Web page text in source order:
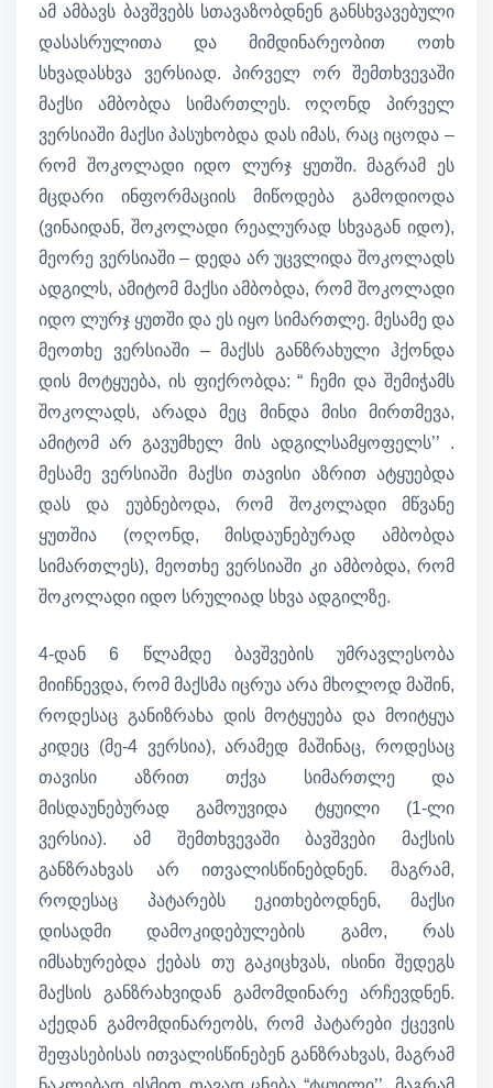
ამ ამბავს ბავშვებს სთავაზობდნენ განსხვავებული
დასასრულითა და მიმდინარეობით ოთხ
სხვადასხვა ვერსიად. პირველ ორ შემთხვევაში
მაქსი ამბობდა სიმართლეს. ოღონდ პირველ
ვერსიაში მაქსი პასუხობდა დას იმას, რაც იცოდა –
რომ შოკოლადი იდო ლურჯ ყუთში. მაგრამ ეს
მცდარი ინფორმაციის მიწოდება გამოდიოდა
(ვინაიდან, შოკოლადი რეალურად სხვაგან იდო),
მეორე ვერსიაში – დედა არ უცვლიდა შოკოლადს
ადგილს, ამიტომ მაქსი ამბობდა, რომ შოკოლადი
იდო ლურჯ ყუთში და ეს იყო სიმართლე. მესამე და
მეოთხე ვერსიაში – მაქსს განზრახული ჰქონდა
დის მოტყუება, ის ფიქრობდა: “ ჩემი და შემიჭამს
შოკოლადს, არადა მეც მინდა მისი მირთმევა,
ამიტომ არ გავუმხელ მის ადგილსამყოფელს’’ .
მესამე ვერსიაში მაქსი თავისი აზრით ატყუებდა
დას და ეუბნებოდა, რომ შოკოლადი მწვანე
ყუთშია (ოღონდ, მისდაუნებურად ამბობდა
სიმართლეს), მეოთხე ვერსიაში კი ამბობდა, რომ
შოკოლადი იდო სრულიად სხვა ადგილზე.
4-დან 6 წლამდე ბავშვების უმრავლესობა
მიიჩნევდა, რომ მაქსმა იცრუა არა მხოლოდ მაშინ,
როდესაც განიზრახა დის მოტყუება და მოიტყუა
კიდეც (მე-4 ვერსია), არამედ მაშინაც, როდესაც
თავისი აზრით თქვა სიმართლე და
მისდაუნებურად გამოუვიდა ტყუილი (1-ლი
ვერსია). ამ შემთხვევაში ბავშვები მაქსის
განზრახვას არ ითვალისწინებდნენ. მაგრამ,
როდესაც პატარებს ეკითხებოდნენ, მაქსი
დისადმი დამოკიდებულების გამო, რას
იმსახურებდა ქებას თუ გაკიცხვას, ისინი შედეგს
მაქსის განზრახვიდან გამომდინარე არჩევდნენ.
აქედან გამომდინარეობს, რომ პატარები ქცევის
შეფასებისას ითვალისწინებენ განზრახვას, მაგრამ